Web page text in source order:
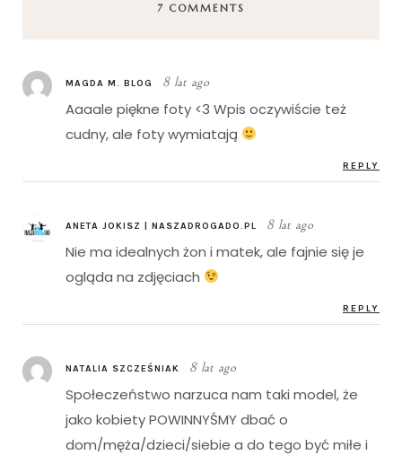
7 COMMENTS
MAGDA M. BLOG 8 lat ago
Aaaale piękne foty <3 Wpis oczywiście też
cudny, ale foty wymiatają
REPLY
ANETA JOKISZ | NASZADROGADO.PL 8 lat ago
Nie ma idealnych żon i matek, ale fajnie się je
ogląda na zdjęciach
REPLY
NATALIA SZCZEŚNIAK 8 lat ago
Społeczeństwo narzuca nam taki model, że
jako kobiety POWINNYŚMY dbać o
dom/męża/dzieci/siebie a do tego być miłe i